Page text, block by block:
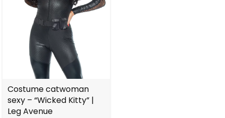
Costume catwoman
sexy – “Wicked Kitty” |
Leg Avenue